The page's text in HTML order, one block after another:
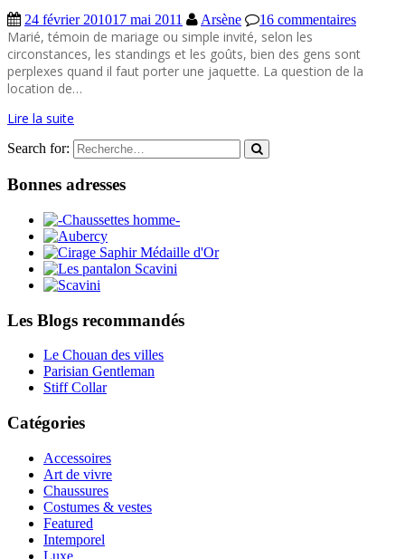
24 février 201017 mai 2011 Arsène 16 commentaires
Marié, témoin de mariage ou simple invité, selon les
circonstances, les standings et les goûts, bien des gens sont
perplexes quand il faut porter une jaquette. La question de la
location de…
Lire la suite
Search for:
Bonnes adresses
Les Blogs recommandés
Le Chouan des villes
Parisian Gentleman
Stiff Collar
Catégories
Accessoires
Art de vivre
Chaussures
Costumes & vestes
Featured
Intemporel
Luxe